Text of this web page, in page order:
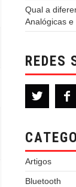
Qual a
Analógicas e
REDES
Artigos
Bluetooth